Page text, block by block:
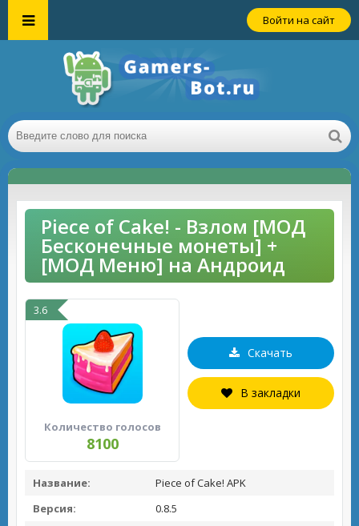
Войти на сайт
Piece of Cake! - Взлом [МОД
Бесконечные монеты] +
[МОД Меню] на Андроид
3.6
Количество голосов
8100
Скачать
В закладки
Название:
Piece of Cake! APK
Версия:
0.8.5